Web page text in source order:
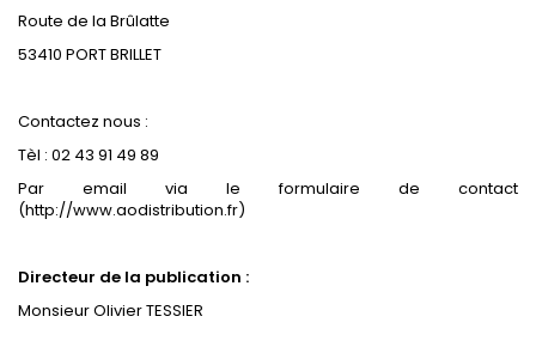
Route de la Brûlatte
53410 PORT BRILLET
Contactez nous :
Tèl : 02 43 91 49 89
Par email via le formulaire de contact
(http://www.aodistribution.fr)
Directeur de la publication :
Monsieur Olivier TESSIER